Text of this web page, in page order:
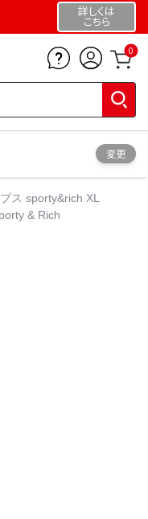
詳しくは
こちら
0
変更
プス sporty&rich XL
& Rich